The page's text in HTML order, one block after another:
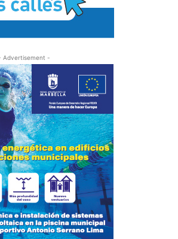
Advertisement -